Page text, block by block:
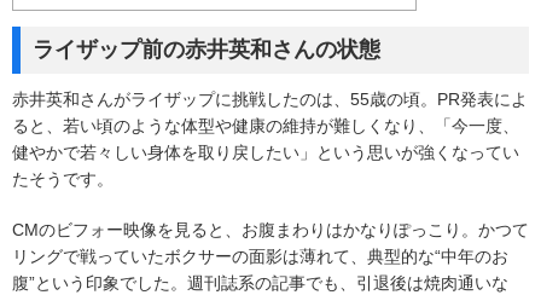
ライザップ前の赤井英和さんの状態
赤井英和さんがライザップに挑戦したのは、55歳の頃。PR発表によ
ると、若い頃のような体型や健康の維持が難しくなり、「今一度、
健やかで若々しい身体を取り戻したい」という思いが強くなってい
たそうです。
CMのビフォー映像を見ると、お腹まわりはかなりぽっこり。かつて
リングで戦っていたボクサーの面影は薄れて、典型的な“中年のお
腹”という印象でした。週刊誌系の記事でも、引退後は焼肉通いな